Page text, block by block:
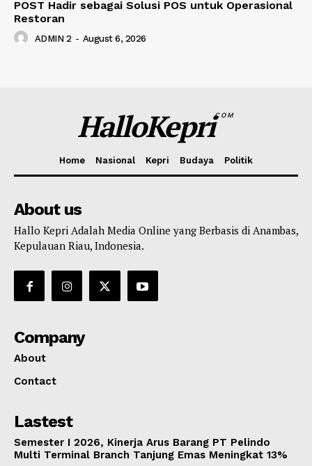
POST Hadir sebagai Solusi POS untuk Operasional
Restoran
ADMIN 2 - August 6, 2026
HalloKepriCOM
Home Nasional Kepri Budaya Politik
About us
Hallo Kepri Adalah Media Online yang Berbasis di Anambas,
Kepulauan Riau, Indonesia.
Company
About
Contact
Lastest
Semester I 2026, Kinerja Arus Barang PT Pelindo
Multi Terminal Branch Tanjung Emas Meningkat 13%